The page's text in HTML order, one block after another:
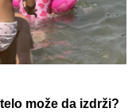
može da izdrži?